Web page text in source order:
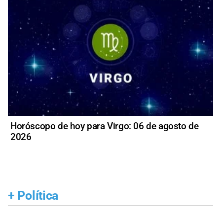
Horóscopo de hoy para Virgo: 06 de agosto de
2026
+ Política